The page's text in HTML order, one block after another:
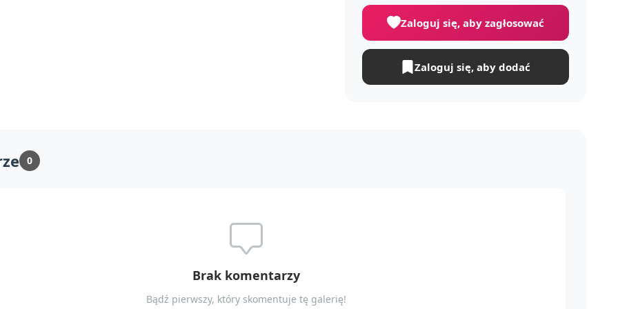
Zaloguj się, aby zagłosować
Zaloguj się, aby dodać
0
Brak komentarzy
Bądź pierwszy, który skomentuje tę galerię!